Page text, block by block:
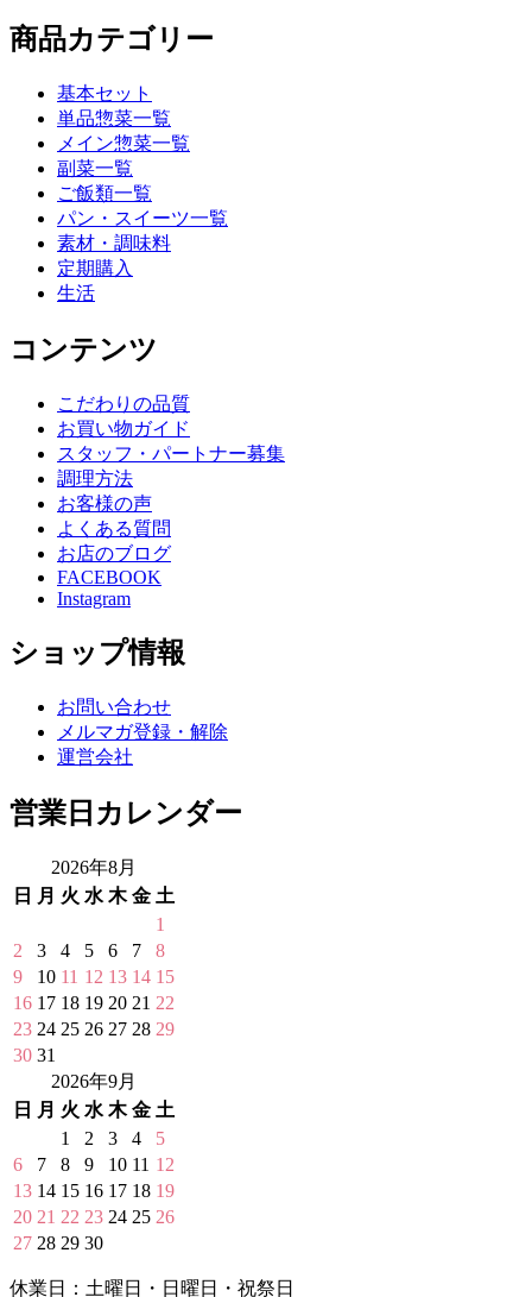
商品カテゴリー
基本セット
単品惣菜一覧
メイン惣菜一覧
副菜一覧
ご飯類一覧
パン・スイーツ一覧
素材・調味料
定期購入
生活
コンテンツ
こだわりの品質
お買い物ガイド
スタッフ・パートナー募集
調理方法
お客様の声
よくある質問
お店のブログ
FACEBOOK
Instagram
ショップ情報
お問い合わせ
メルマガ登録・解除
運営会社
営業日カレンダー
2026年8月
日
月 火 水 木 金 土
1
2
3 4 5 6 7
8
9
10 11 12 13 14 15
16 17 18 19 20 21 22
23 24 25 26 27 28 29
30 31
2026年9月
日
月 火 水 木 金 土
1
2 3 4
5
6
7 8 9 10 11 12
13 14 15 16 17 18 19
20 21 22 23 24 25 26
27 28 29 30
休業日：土曜日・日曜日・祝祭日